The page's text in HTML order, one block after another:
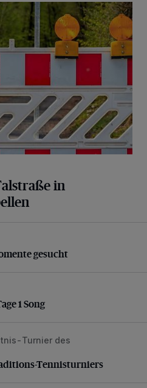
in Grevenbroich-Kapellen
in
gesucht
gesucht
1 Song
1 Song
Tennisturniers
Turnier des
Tennisturniers